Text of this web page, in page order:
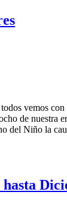
vemos
de nuestra
del Niño la